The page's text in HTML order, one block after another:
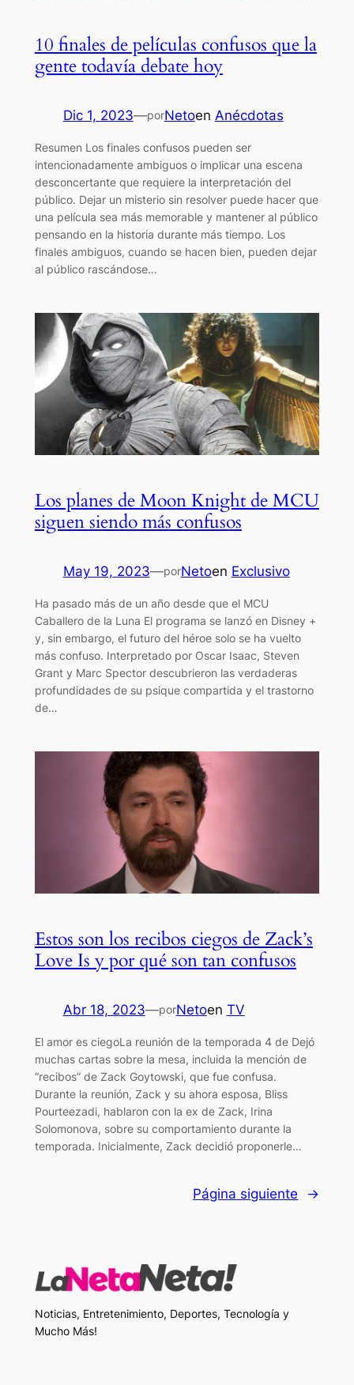
10 finales de películas confusos que la
gente todavía debate hoy
Dic 1, 2023—porNetoen Anécdotas
Resumen Los finales confusos pueden ser
intencionadamente ambiguos o implicar una escena
desconcertante que requiere la interpretación del
público. Dejar un misterio sin resolver puede hacer que
una película sea más memorable y mantener al público
pensando en la historia durante más tiempo. Los
finales ambiguos, cuando se hacen bien, pueden dejar
al público rascándose…
Los planes de Moon Knight de MCU
siguen siendo más confusos
May 19, 2023—porNetoen Exclusivo
Ha pasado más de un año desde que el MCU
Caballero de la Luna El programa se lanzó en Disney +
y, sin embargo, el futuro del héroe solo se ha vuelto
más confuso. Interpretado por Oscar Isaac, Steven
Grant y Marc Spector descubrieron las verdaderas
profundidades de su psique compartida y el trastorno
de…
Estos son los recibos ciegos de Zack’s
Love Is y por qué son tan confusos
Abr 18, 2023—porNetoen TV
El amor es ciegoLa reunión de la temporada 4 de Dejó
muchas cartas sobre la mesa, incluida la mención de
“recibos” de Zack Goytowski, que fue confusa.
Durante la reunión, Zack y su ahora esposa, Bliss
Pourteezadi, hablaron con la ex de Zack, Irina
Solomonova, sobre su comportamiento durante la
temporada. Inicialmente, Zack decidió proponerle…
Página siguiente →
Noticias, Entretenimiento, Deportes, Tecnología y
Mucho Más!